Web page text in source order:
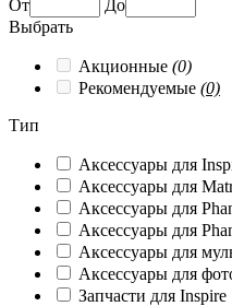
От
До
Выбрать
Акционные (0)
Рекомендуемые (0)
Тип
Аксессуары для
Аксессуары для
Аксессуары для
Аксессуары для
Аксессуары для
Аксессуары для
Запчасти для Inspire